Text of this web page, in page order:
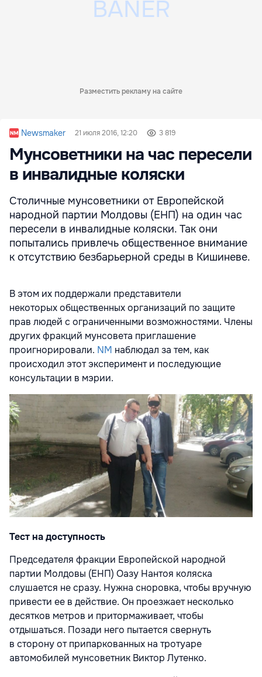
Разместить рекламу на сайте
Newsmaker 21 июля 2016, 12:20 3 819
Мунсоветники на час пересели
в инвалидные коляски
Столичные мунсоветники от Европейской
народной партии Молдовы (ЕНП) на один час
пересели в инвалидные коляски. Так они
попытались привлечь общественное внимание
к отсутствию безбарьерной среды в Кишиневе.
В этом их поддержали представители
некоторых общественных организаций по защите
прав людей с ограниченными возможностями. Члены
других фракций мунсовета приглашение
проигнорировали. NM наблюдал за тем, как
происходил этот эксперимент и последующие
консультации в мэрии.
Тест на доступность
Председателя фракции Европейской народной
партии Молдовы (ЕНП) Оазу Нантоя коляска
слушается не сразу. Нужна сноровка, чтобы вручную
привести ее в действие. Он проезжает несколько
десятков метров и притормаживает, чтобы
отдышаться. Позади него пытается свернуть
в сторону от припаркованных на тротуаре
автомобилей мунсоветник Виктор Лутенко.